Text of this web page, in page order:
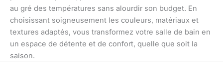
au gré des températures sans alourdir son budget. En
choisissant soigneusement les couleurs, matériaux et
textures adaptés, vous transformez votre salle de bain en
un espace de détente et de confort, quelle que soit la
saison.